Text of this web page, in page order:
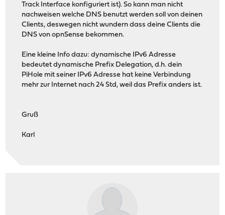
Track Interface konfiguriert ist). So kann man nicht
nachweisen welche DNS benutzt werden soll von deinen
Clients, deswegen nicht wundern dass deine Clients die
DNS von opnSense bekommen.
Eine kleine Info dazu: dynamische IPv6 Adresse
bedeutet dynamische Prefix Delegation, d.h. dein
PiHole mit seiner IPv6 Adresse hat keine Verbindung
mehr zur Internet nach 24 Std, weil das Prefix anders ist.
Gruß
Karl